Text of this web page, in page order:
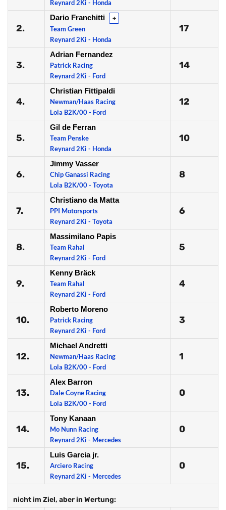
Reynard 2Ki - Honda
2.
Dario Franchitti +
Team Green
Reynard 2Ki - Honda
17
3.
Adrian Fernandez
Patrick Racing
Reynard 2Ki - Ford
14
4.
Christian Fittipaldi
Newman/Haas Racing
Lola B2K/00 - Ford
12
5.
Gil de Ferran
Team Penske
Reynard 2Ki - Honda
10
6.
Jimmy Vasser
Chip Ganassi Racing
Lola B2K/00 - Toyota
8
7.
Christiano da Matta
PPI Motorsports
Reynard 2Ki - Toyota
6
8.
Massimilano Papis
Team Rahal
Reynard 2Ki - Ford
5
9.
Kenny Bräck
Team Rahal
Reynard 2Ki - Ford
4
10.
Roberto Moreno
Patrick Racing
Reynard 2Ki - Ford
3
12.
Michael Andretti
Newman/Haas Racing
Lola B2K/00 - Ford
1
13.
Alex Barron
Dale Coyne Racing
Lola B2K/00 - Ford
0
14.
Tony Kanaan
Mo Nunn Racing
Reynard 2Ki - Mercedes
0
15.
Luis Garcia jr.
Arciero Racing
Reynard 2Ki - Mercedes
0
nicht im Ziel, aber in Wertung: